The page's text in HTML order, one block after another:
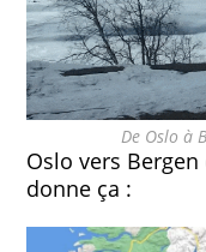
De Oslo à
Oslo vers
donne ça :